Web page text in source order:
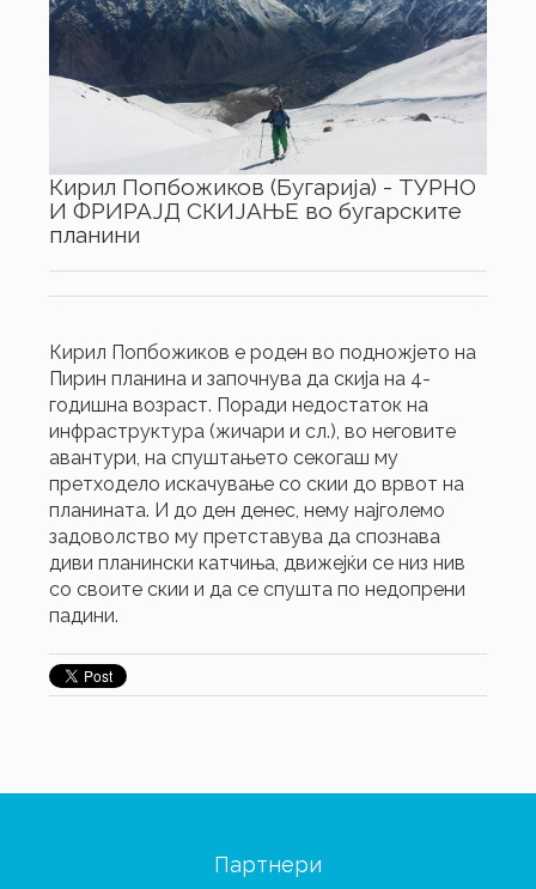
Кирил Попбожиков (Бугарија) - ТУРНО
И ФРИРАЈД СКИЈАЊЕ во бугарските
планини
Кирил Попбожиков е роден во подножјето на
Пирин планина и започнува да скија на 4-
годишна возраст. Поради недостаток на
инфраструктура (жичари и сл.), во неговите
авантури, на спуштањето секогаш му
претходело искачување со скии до врвот на
планината. И до ден денес, нему најголемо
задоволство му претставува да спознава
диви планински катчиња, движејќи се низ нив
со своите скии и да се спушта по недопрени
падини.
Партнери